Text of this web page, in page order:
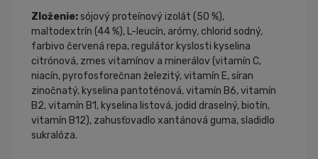
Zloženie:sójový proteínový izolát (50 %),
maltodextrín (44 %), L-leucín, arómy, chlorid sodný,
farbivo červená repa, regulátor kyslosti kyselina
citrónová, zmes vitamínov a minerálov (vitamín C,
niacín, pyrofosforečnan železitý, vitamín E, síran
zinočnatý, kyselina pantoténová, vitamín B6, vitamín
B2, vitamín B1, kyselina listová, jodid draselný, biotín,
vitamín B12), zahusťovadlo xantánová guma, sladidlo
sukralóza.